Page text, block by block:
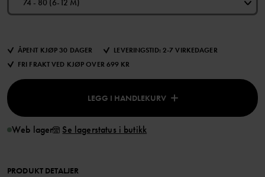
74 - 80 (6-12 M)
ÅPENT KJØP 30 DAGER
LEVERINGSTID: 2-7 VIRKEDAGER
FRI FRAKT VED KJØP OVER 699 KR
LEGG I HANDLEKURV
Web lager Se lagerstatus i butikk
PRODUKT DETALJER